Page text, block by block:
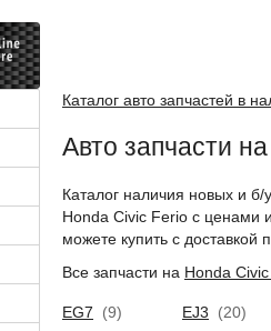
Каталог авто запчастей в
Авто запчасти
Каталог наличия новых и б/
Honda Civic Ferio с ценами
можете купить с доставкой
Все запчасти на Honda
EG7 (9) EJ3
(20)